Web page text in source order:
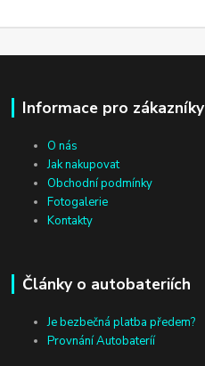
Informace pro zákazníky
O nás
Jak nakupovat
Obchodní podmínky
Fotogalerie
Kontakty
Články o autobateriích
Je bezbečná platba předem?
Provnání Autobateríí